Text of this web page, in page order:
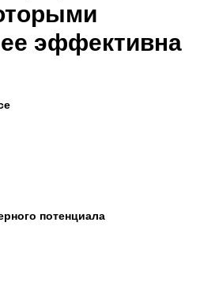
эффективна
потенциала